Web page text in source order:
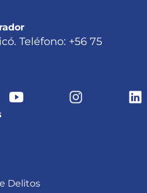
Teléfono: +56 75
Delitos